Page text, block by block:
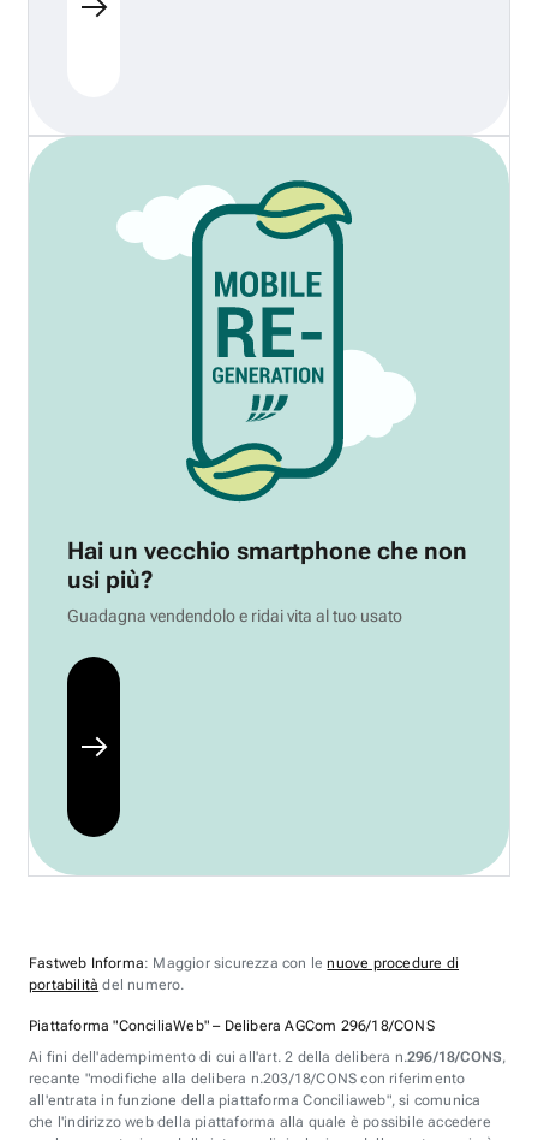
Hai un vecchio smartphone che non
usi più?
Guadagna vendendolo e ridai vita al tuo usato
Fastweb Informa: Maggior sicurezza con lenuove procedure di
portabilità del numero.
Piattaforma "ConciliaWeb" – Delibera AGCom 296/18/CONS
Ai fini dell'adempimento di cui all'art. 2 della delibera n.296/18/CONS,
recante "modifiche alla delibera n.203/18/CONS con riferimento
all'entrata in funzione della piattaforma Conciliaweb", si comunica
che l'indirizzo web della piattaforma alla quale è possibile accedere